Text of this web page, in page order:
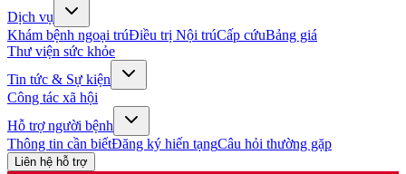
Dịch vụ
Khám bệnh ngoại trúĐiều trị Nội trúCấp cứuBảng giá
Thư viện sức khỏe
Tin tức & Sự kiện
Công tác xã hội
Hỗ trợ người bệnh
Thông tin cần biếtĐăng ký hiến tạngCâu hỏi thường gặp
Liên hệ hỗ trợ